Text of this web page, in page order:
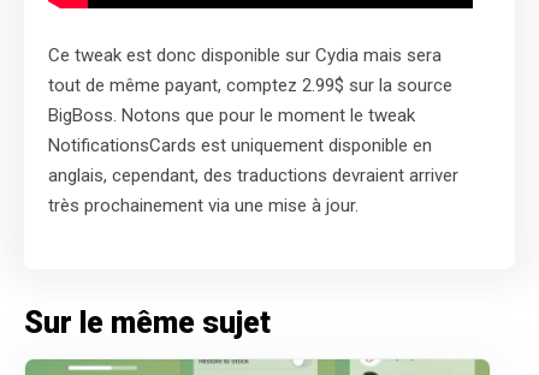
Ce tweak est donc disponible sur Cydia mais sera
tout de même payant, comptez 2.99$ sur la source
BigBoss. Notons que pour le moment le tweak
NotificationsCards est uniquement disponible en
anglais, cependant, des traductions devraient arriver
très prochainement via une mise à jour.
Sur le même sujet